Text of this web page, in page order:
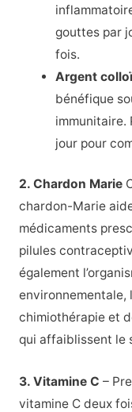
gouttes par
fois.
Argent
bénéfique
immunitaire.
jour pour
2. Chardon Marie
chardon-Marie
médicaments
pilules
également
environnementale,
chimiothérapie et
qui affaiblissent le
3. Vitamine C –
vitamine C deux